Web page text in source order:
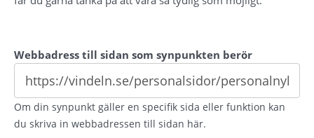
Webbadress till sidan som synpunkten berör
Om din synpunkt gäller en specifik sida eller funktion kan
du skriva in webbadressen till sidan här.